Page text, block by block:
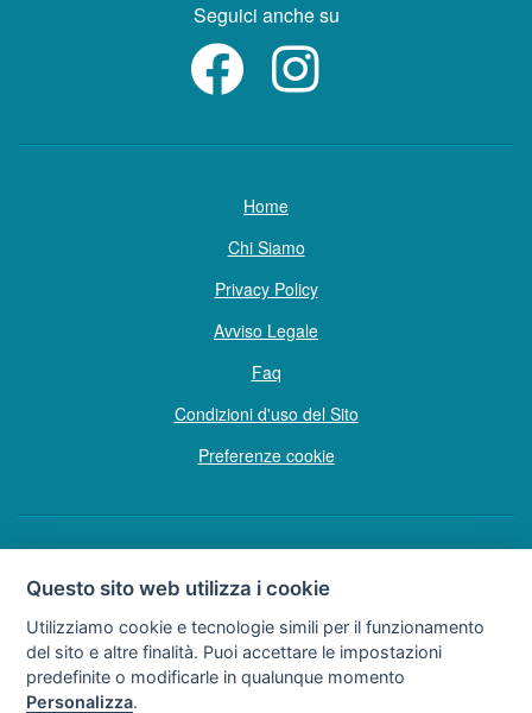
Seguici anche su
Home
Chi Siamo
Privacy Policy
Avviso Legale
Faq
Condizioni d'uso del Sito
Preferenze cookie
Copyright © Tutti i diritti sono riservati
Soggetto sottoposto a direzione e coordinamento della F.lli Dionisi S.r.L.
unipersonale
via A. Costa n° 2 - 63822 P. S. Giorgio (FM)
Questo sito web utilizza i cookie
Utilizziamo cookie e tecnologie simili per il funzionamento
del sito e altre finalità. Puoi accettare le impostazioni
predefinite o modificarle in qualunque momento
Personalizza.